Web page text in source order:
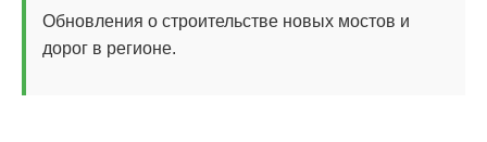
Обновления о строительстве новых мостов и
дорог в регионе.